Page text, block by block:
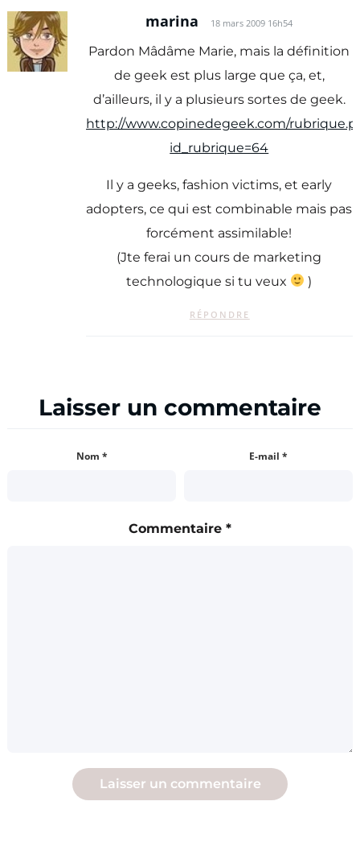
marina 18 mars 2009 16h54
Pardon Mâdâme Marie, mais la définition
de geek est plus large que ça, et,
d’ailleurs, il y a plusieurs sortes de geek.
http://www.copinedegeek.com/
id_rubrique=64
Il y a geeks, fashion victims, et early
adopters, ce qui est combinable mais pas
forcément assimilable!
(Jte ferai un cours de marketing
technologique si tu veux
)
RÉPONDRE
Laisser un commentaire
Nom * E-mail *
Commentaire *